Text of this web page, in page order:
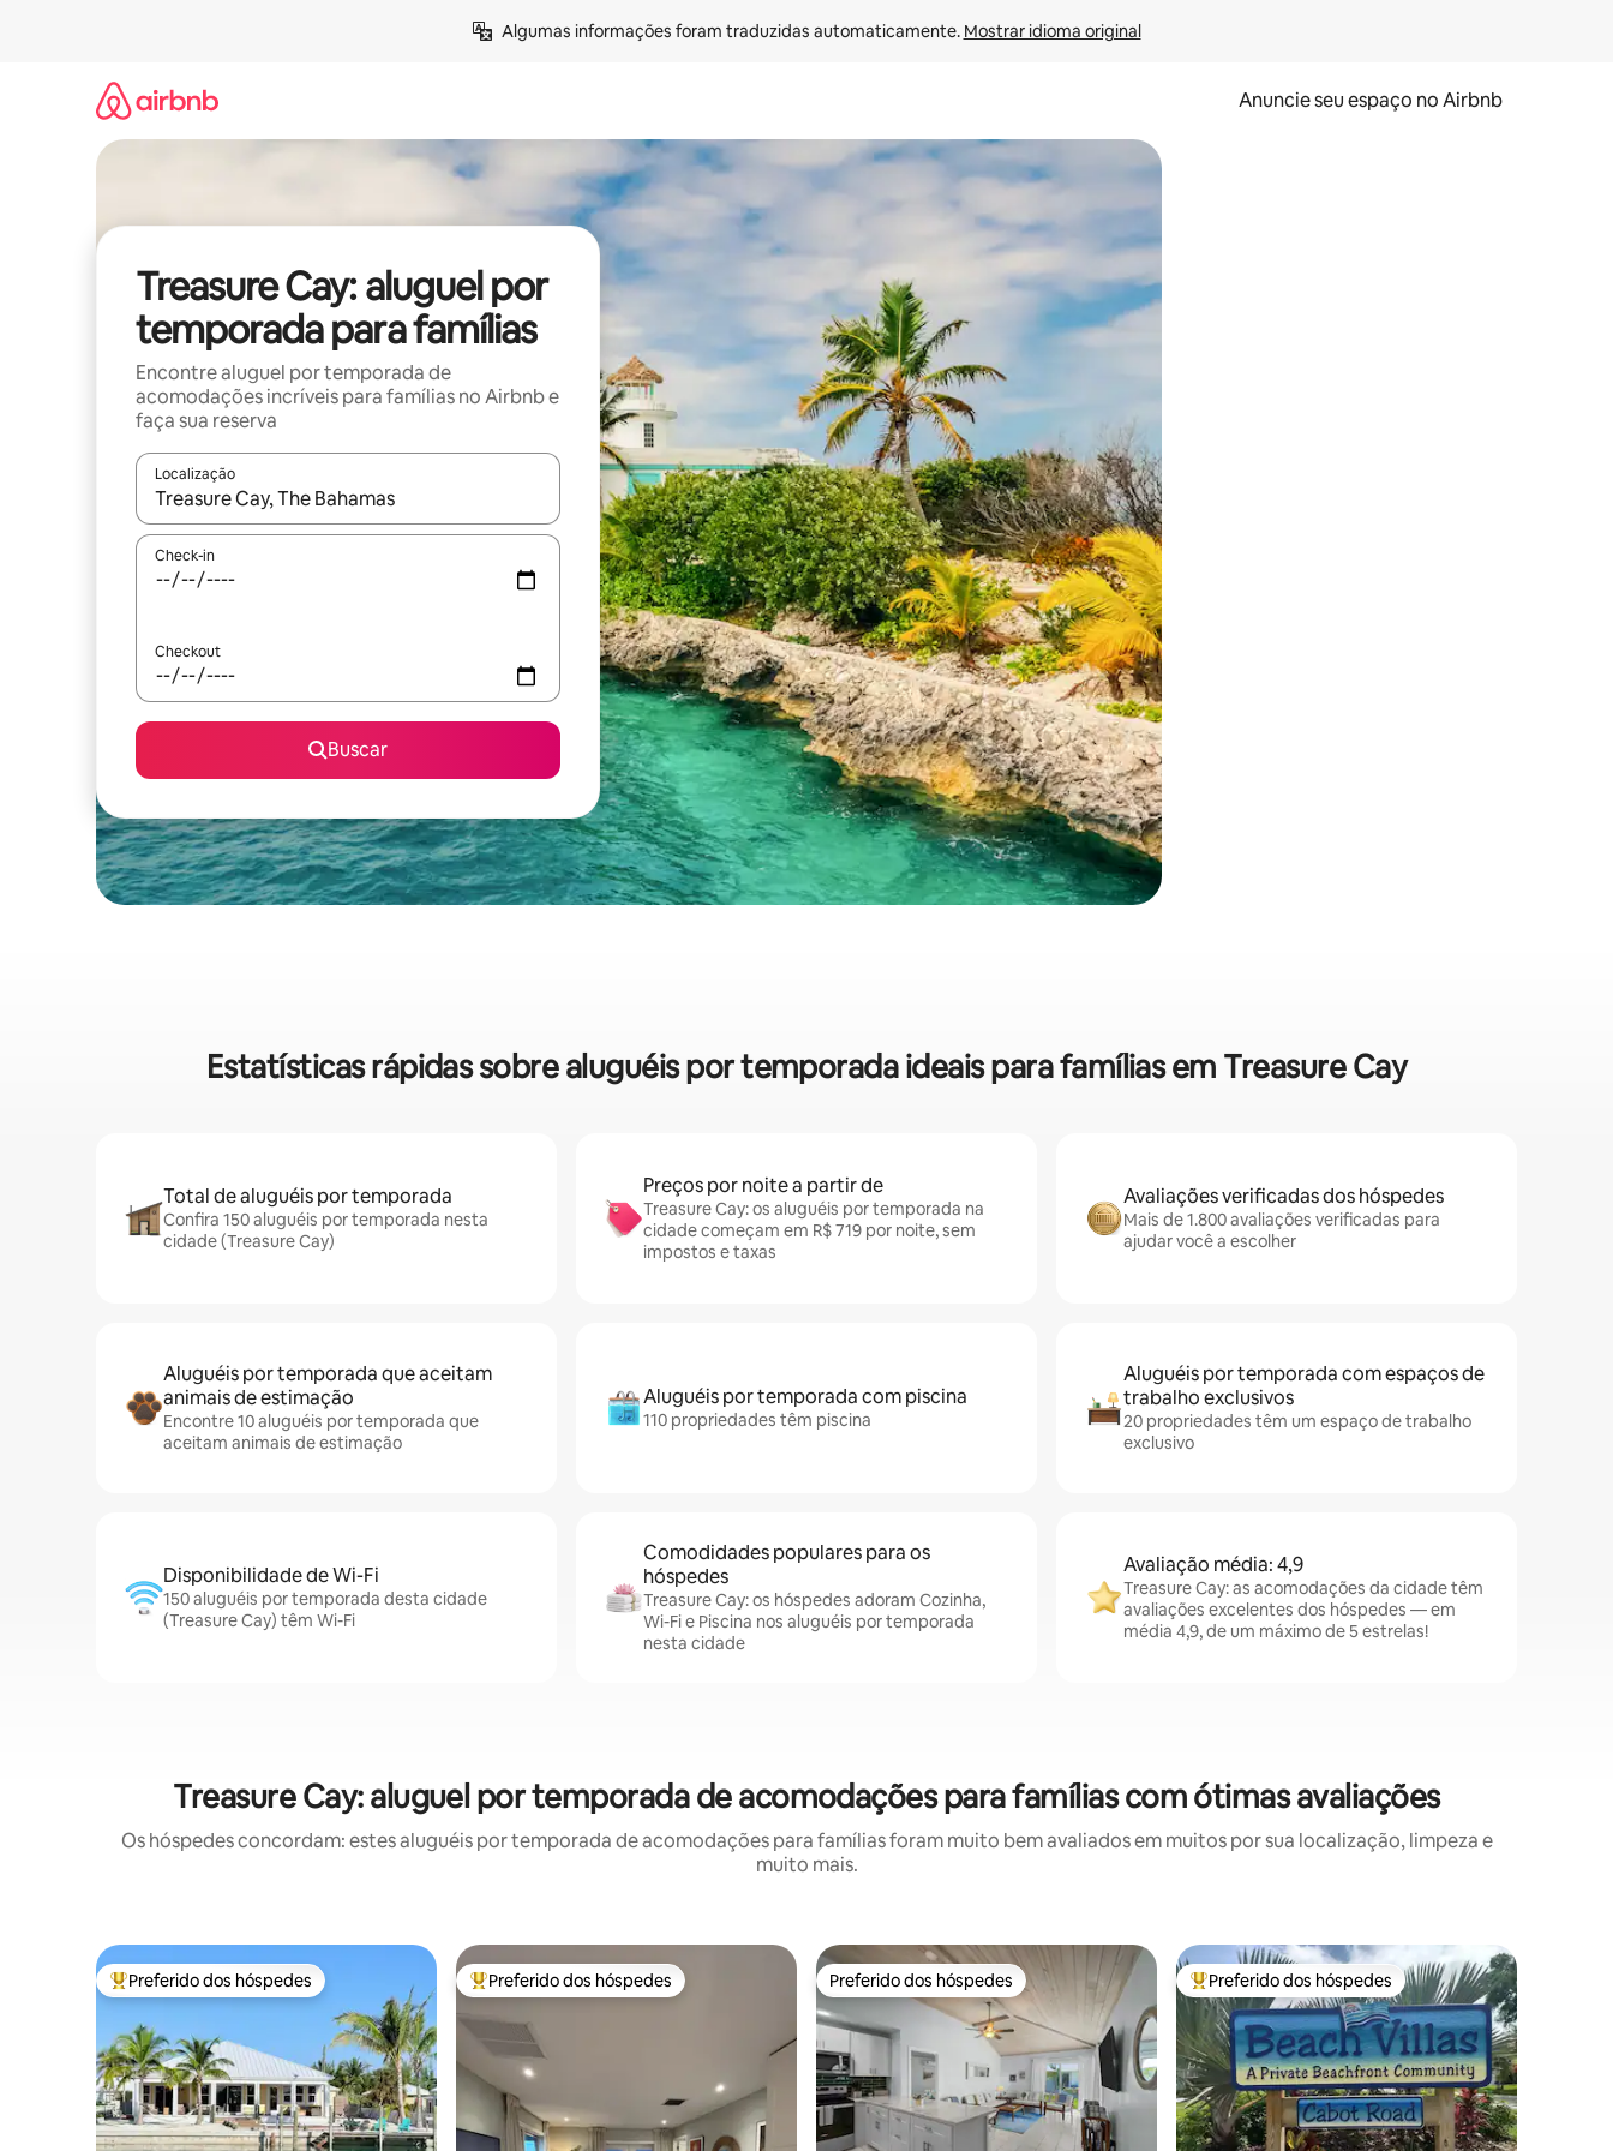
Algumas informações foram traduzidas automaticamente. Mostrar idioma original
Anuncie seu espaço no Airbnb
Treasure Cay: aluguel por
temporada para famílias
Encontre aluguel por temporada de
acomodações incríveis para famílias no Airbnb e
faça sua reserva
Localização
Quando os resultados estiverem disponíveis, explore-os usando as seta para cima e para baixo do teclado ou tocando e deslizando o dedo na tela.
Check-in
Checkout
Buscar
Estatísticas rápidas sobre aluguéis por temporada ideais para famílias em Treasure Cay
Total de aluguéis por temporada
Confira 150 aluguéis por temporada nesta
cidade (Treasure Cay)
Preços por noite a partir de
Treasure Cay: os aluguéis por temporada na
cidade começam em R$ 719 por noite, sem
impostos e taxas
Avaliações verificadas dos hóspedes
Mais de 1.800 avaliações verificadas para
ajudar você a escolher
Aluguéis por temporada que aceitam
animais de estimação
Encontre 10 aluguéis por temporada que
aceitam animais de estimação
Aluguéis por temporada com piscina
110 propriedades têm piscina
Aluguéis por temporada com espaços de
trabalho exclusivos
20 propriedades têm um espaço de trabalho
exclusivo
Disponibilidade de Wi-Fi
150 aluguéis por temporada desta cidade
(Treasure Cay) têm Wi-Fi
Comodidades populares para os
hóspedes
Treasure Cay: os hóspedes adoram Cozinha,
Wi-Fi e Piscina nos aluguéis por temporada
nesta cidade
Avaliação média: 4,9
Treasure Cay: as acomodações da cidade têm
avaliações excelentes dos hóspedes — em
média 4,9, de um máximo de 5 estrelas!
Treasure Cay: aluguel por temporada de acomodações para famílias com ótimas avaliações
Os hóspedes concordam: estes aluguéis por temporada de acomodações para famílias foram muito bem avaliados em muitos por sua localização, limpeza e
muito mais.
Entre os melhores preferidos dos hóspedes
Preferido dos hóspedes Entre os melhores preferidos dos hóspedes
Preferido dos hóspedes Preferido dos hóspedes
Preferido dos hóspedes Entre os melhores preferidos dos hóspedes
Preferido dos hóspedes